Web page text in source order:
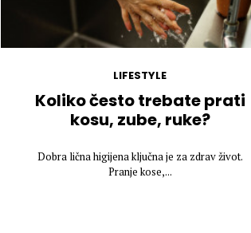
LIFESTYLE
Koliko često trebate prati
kosu, zube, ruke?
Dobra lična higijena ključna je za zdrav život.
Pranje kose,...